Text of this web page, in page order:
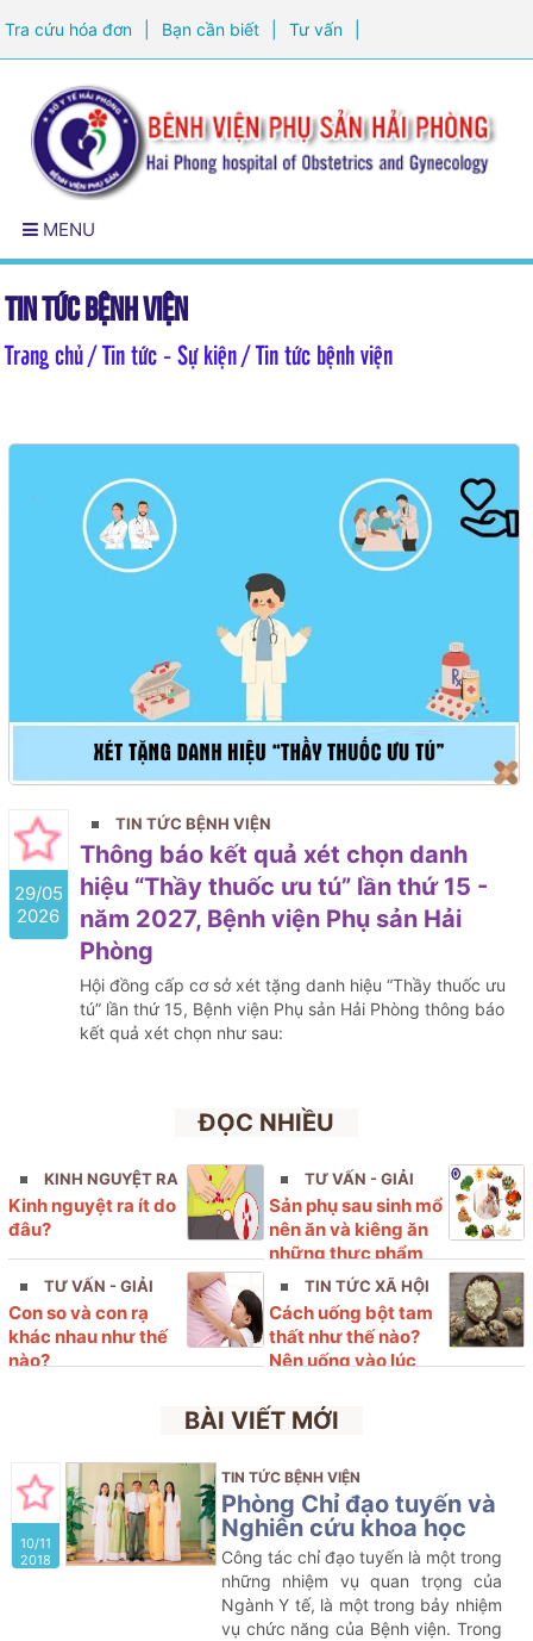
Tra cứu hóa đơn Bạn cần biết Tư vấn
Đăng ký khám sức khỏe
MENU
Tin tức bệnh viện
Trang chủ/ Tin tức - Sự kiện / Tin tức bệnh viện
29/05
2026
TIN TỨC BỆNH VIỆN
Thông báo kết quả xét chọn danh
hiệu “Thầy thuốc ưu tú” lần thứ 15 -
năm 2027, Bệnh viện Phụ sản Hải
Phòng
Hội đồng cấp cơ sở xét tặng danh hiệu “Thầy thuốc ưu
tú” lần thứ 15, Bệnh viện Phụ sản Hải Phòng thông báo
kết quả xét chọn như sau:
ĐỌC NHIỀU
KINH NGUYỆT RA
ÍT
Kinh nguyệt ra ít do
đâu?
TƯ VẤN - GIẢI
ĐÁP
Sản phụ sau sinh mổ
nên ăn và kiêng ăn
những thực phẩm
nào?
TƯ VẤN - GIẢI
ĐÁP
Con so và con rạ
khác nhau như thế
nào?
TIN TỨC XÃ HỘI
Cách uống bột tam
thất như thế nào?
Nên uống vào lúc
BÀI VIẾT MỚI
10/11
2018
TIN TỨC BỆNH VIỆN
Phòng Chỉ đạo tuyến và
Nghiên cứu khoa học
Công tác chỉ đạo tuyến là một trong
những nhiệm vụ quan trọng của
Ngành Y tế, là một trong bảy nhiệm
vụ chức năng của Bệnh viện. Trong